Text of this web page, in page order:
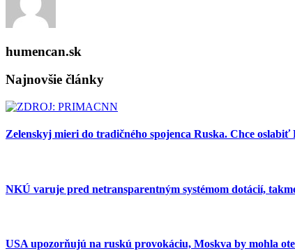
humencan.sk
Najnovšie články
Zelenskyj mieri do tradičného spojenca Ruska. Chce
NKÚ varuje pred netransparentným systémom dotácií,
USA upozorňujú na ruskú provokáciu, Moskva by mohla